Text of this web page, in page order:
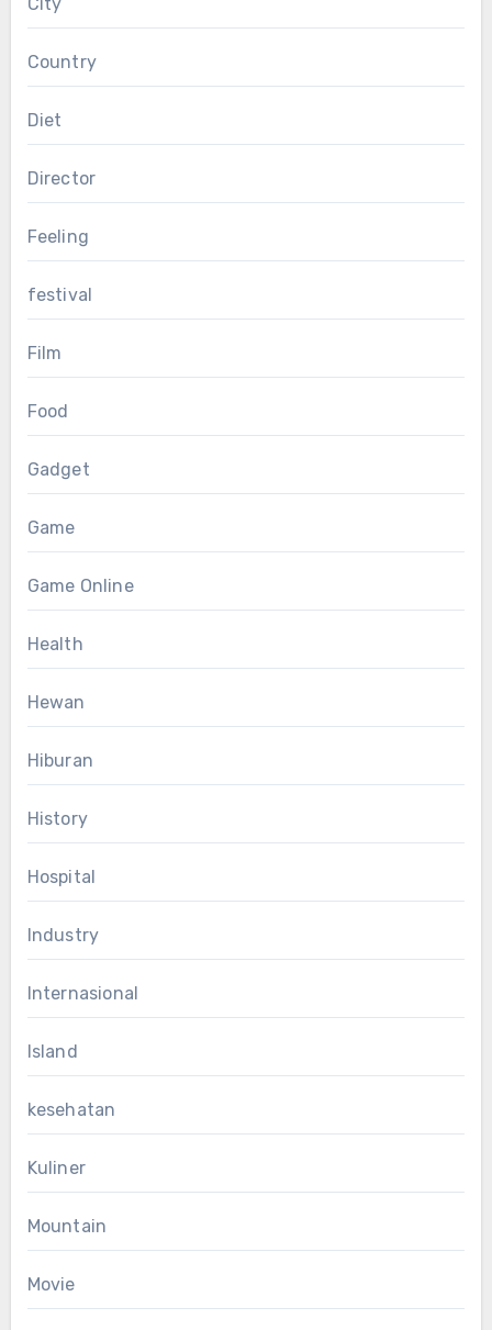
Country
Diet
Director
Feeling
festival
Film
Food
Gadget
Game
Game Online
Health
Hewan
Hiburan
History
Hospital
Industry
Internasional
Island
kesehatan
Kuliner
Mountain
Movie